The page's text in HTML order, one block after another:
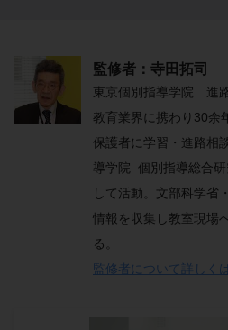
監修者：寺田拓司
東京個別指導学院 進
教育業界に携わり30余
保護者に学習・進路相
導学院 個別指導総合
して活動。文部科学省
情報を収集し教室現場
る。
監修者について詳しく